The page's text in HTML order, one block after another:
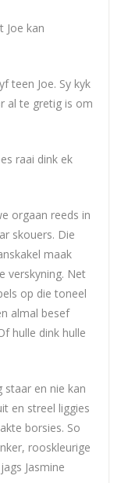
Joe kan
teen Joe. Sy kyk
al te gretig is om
raai dink ek
orgaan reeds in
skouers. Die
maak
verskyning. Net
op die toneel
almal besef
hulle dink hulle
staar en nie kan
en streel liggies
borsies. So
rooskleurige
Jasmine